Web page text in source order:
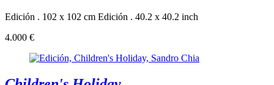
Edición . 102 x 102 cm Edición . 40.2 x 40.2 inch
4.000 €